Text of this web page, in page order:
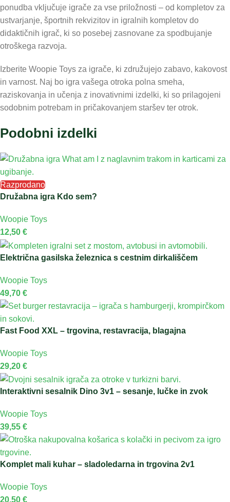
ponudba vključuje igrače za vse priložnosti – od kompletov za
ustvarjanje, športnih rekvizitov in igralnih kompletov do
didaktičnih igrač, ki so posebej zasnovane za spodbujanje
otroškega razvoja.
Izberite Woopie Toys za igrače, ki združujejo zabavo, kakovost
in varnost. Naj bo igra vašega otroka polna smeha,
raziskovanja in učenja z inovativnimi izdelki, ki so prilagojeni
sodobnim potrebam in pričakovanjem staršev ter otrok.
Podobni izdelki
Razprodano
Družabna igra Kdo sem?
Woopie Toys
12,50 €
Električna gasilska železnica s cestnim dirkališčem
Woopie Toys
49,70 €
Fast Food XXL – trgovina, restavracija, blagajna
Woopie Toys
29,20 €
Interaktivni sesalnik Dino 3v1 – sesanje, lučke in zvok
Woopie Toys
39,55 €
Komplet mali kuhar – sladoledarna in trgovina 2v1
Woopie Toys
20,50 €